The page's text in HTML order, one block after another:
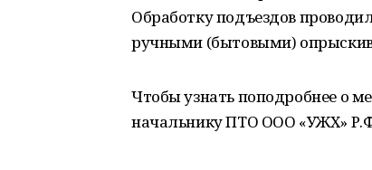
Обработку подъездов
ручными (бытовыми)
Чтобы узнать поподробнее о
начальнику ПТО ООО «УЖХ»